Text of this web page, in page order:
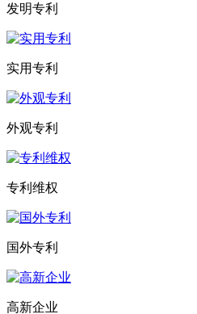
发明专利
实用专利
外观专利
专利维权
国外专利
高新企业